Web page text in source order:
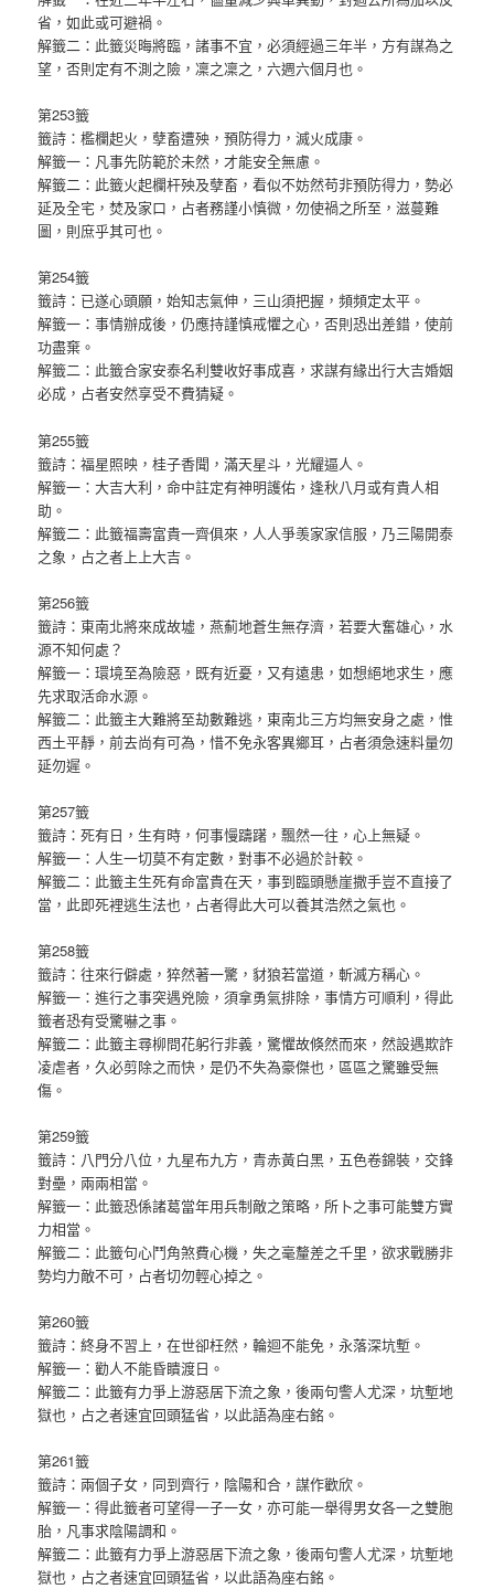
省，如此或可避禍。
解籤二：此籤災晦將臨，諸事不宜，必須經過三年半，方有謀為之
望，否則定有不測之險，凜之凜之，六週六個月也。
第253籤
籤詩：檻欄起火，孽畜遭殃，預防得力，滅火成康。
解籤一：凡事先防範於未然，才能安全無慮。
解籤二：此籤火起欄杆殃及孽畜，看似不妨然苟非預防得力，勢必
延及全宅，焚及家口，占者務謹小慎微，勿使禍之所至，滋蔓難
圖，則庶乎其可也。
第254籤
籤詩：已遂心頭願，始知志氣伸，三山須把握，頻頻定太平。
解籤一：事情辦成後，仍應持謹慎戒懼之心，否則恐出差錯，使前
功盡棄。
解籤二：此籤合家安泰名利雙收好事成喜，求謀有緣出行大吉婚姻
必成，占者安然享受不費猜疑。
第255籤
籤詩：福星照映，桂子香聞，滿天星斗，光耀逼人。
解籤一：大吉大利，命中註定有神明護佑，逢秋八月或有貴人相
助。
解籤二：此籤福壽富貴一齊俱來，人人爭羡家家信服，乃三陽開泰
之象，占之者上上大吉。
第256籤
籤詩：東南北將來成故墟，燕薊地蒼生無存濟，若要大奮雄心，水
源不知何處？
解籤一：環境至為險惡，既有近憂，又有遠患，如想絕地求生，應
先求取活命水源。
解籤二：此籤主大難將至劫數難逃，東南北三方均無安身之處，惟
西土平靜，前去尚有可為，惜不免永客異鄉耳，占者須急速料量勿
延勿遲。
第257籤
籤詩：死有日，生有時，何事慢躊躇，飄然一往，心上無疑。
解籤一：人生一切莫不有定數，對事不必過於計較。
解籤二：此籤主生死有命富貴在天，事到臨頭懸崖撒手豈不直接了
當，此即死裡逃生法也，占者得此大可以養其浩然之氣也。
第258籤
籤詩：往來行僻處，猝然著一驚，豺狼若當道，斬滅方稱心。
解籤一：進行之事突遇兇險，須拿勇氣排除，事情方可順利，得此
籤者恐有受驚嚇之事。
解籤二：此籤主尋柳問花躬行非義，驚懼故倏然而來，然設遇欺詐
凌虐者，久必剪除之而快，是仍不失為豪傑也，區區之驚雖受無
傷。
第259籤
籤詩：八門分八位，九星布九方，青赤黃白黑，五色卷錦裝，交鋒
對壘，兩兩相當。
解籤一：此籤恐係諸葛當年用兵制敵之策略，所卜之事可能雙方實
力相當。
解籤二：此籤句心鬥角煞費心機，失之毫釐差之千里，欲求戰勝非
勢均力敵不可，占者切勿輕心掉之。
第260籤
籤詩：終身不習上，在世卻枉然，輪迴不能免，永落深坑塹。
解籤一：勸人不能昏瞶渡日。
解籤二：此籤有力爭上游惡居下流之象，後兩句警人尤深，坑塹地
獄也，占之者速宜回頭猛省，以此語為座右銘。
第261籤
籤詩：兩個子女，同到齊行，陰陽和合，謀作歡欣。
解籤一：得此籤者可望得一子一女，亦可能一舉得男女各一之雙胞
胎，凡事求陰陽調和。
解籤二：此籤有力爭上游惡居下流之象，後兩句警人尤深，坑塹地
獄也，占之者速宜回頭猛省，以此語為座右銘。